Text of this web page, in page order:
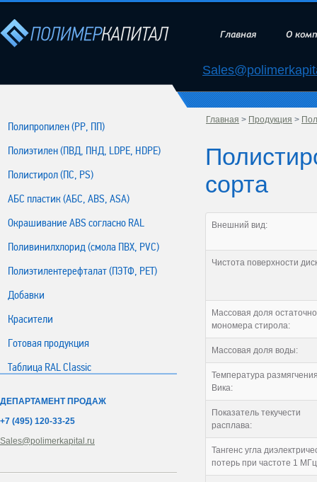
Главная О
Полипропилен (РР, ПП)
Полиэтилен (ПВД, ПНД, LDPE, HDPE)
Полистирол (ПС, PS)
АБС пластик (АБС, ABS, ASA)
Окрашивание ABS согласно RAL
Поливинилхлорид (смола ПВХ, PVC)
Полиэтилентерефталат (ПЭТФ, PET)
Добавки
Красители
Готовая продукция
Таблица RAL Classic
ДЕПАРТАМЕНТ ПРОДАЖ
+7 (495) 120-33-25
Sales@polimerkapital.ru
Главная > Продукция >
сорта
Внешний вид:
Чистота поверхности
Массовая доля
мономера стирола:
Массовая доля воды:
Температура
Вика:
Показатель текучести
расплава:
Тангенс угла
потерь при частоте 1